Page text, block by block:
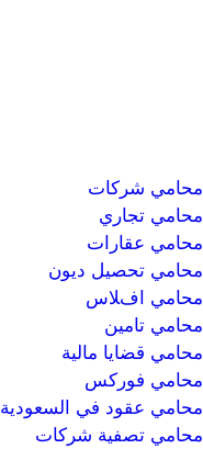
محامي شركات
محامي تجاري
محامي عقارات
محامي تحصيل ديون
محامي افلاس
محامي تامين
محامي قضايا مالية
محامي فوركس
محامي عقود في السعودية
محامي تصفية شركات